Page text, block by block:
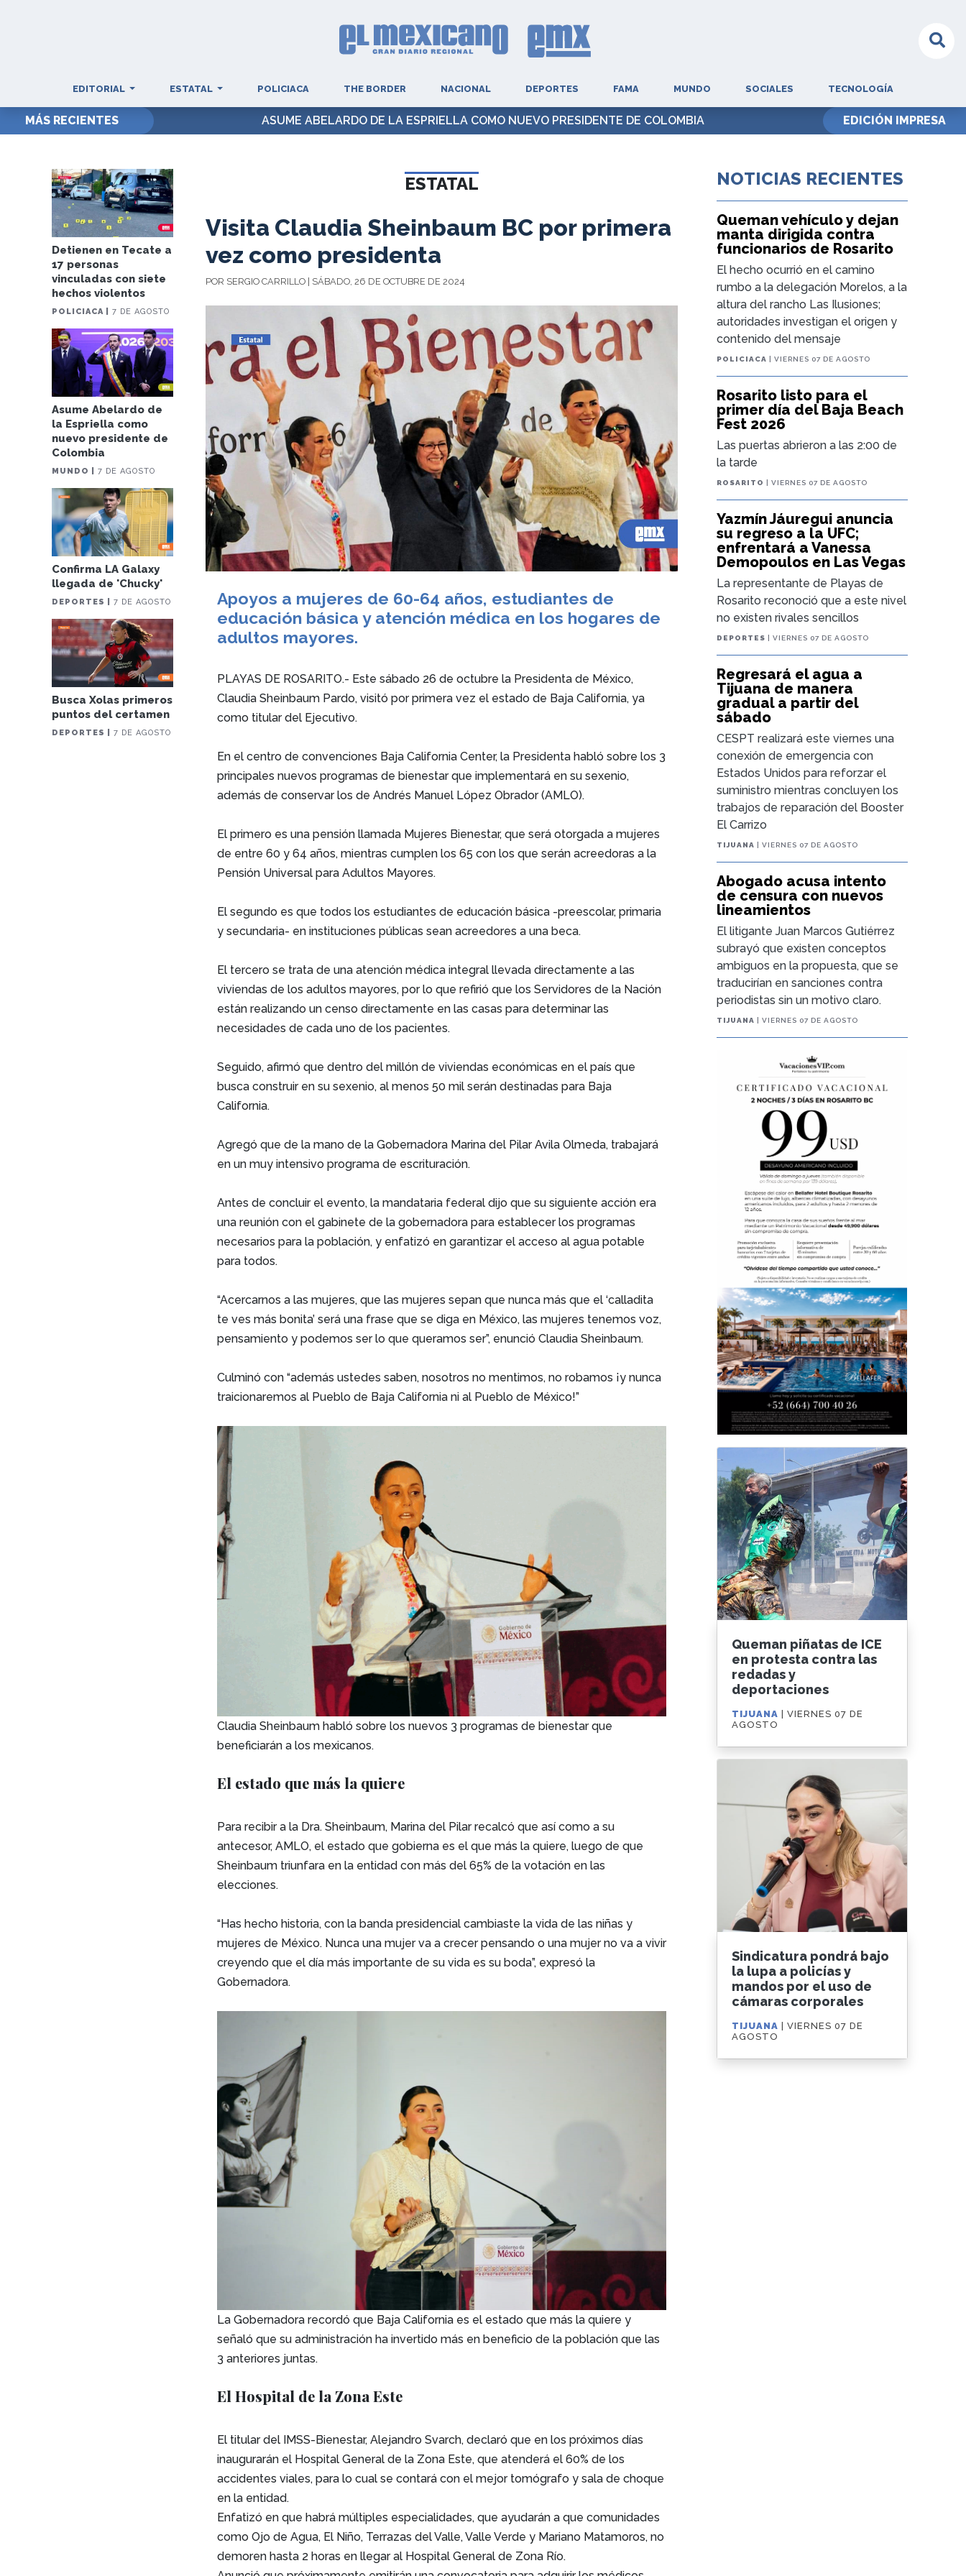
EDITORIAL ESTATAL POLICIACA THE BORDER NACIONAL DEPORTES FAMA MUNDO SOCIALES TECNOLOGÍA
MÁS RECIENTES ASUME ABELARDO DE LA ESPRIELLA COMO NUEVO PRESIDENTE DE COLOMBIA EDICIÓN IMPRESA
Detienen en Tecate a
17 personas
vinculadas con siete
hechos violentos
POLICIACA | 7 DE AGOSTO
Asume Abelardo de
la Espriella como
nuevo presidente de
Colombia
MUNDO | 7 DE AGOSTO
Confirma LA Galaxy
llegada de 'Chucky'
DEPORTES | 7 DE AGOSTO
Busca Xolas primeros
puntos del certamen
DEPORTES | 7 DE AGOSTO
ESTATAL
Visita Claudia Sheinbaum BC por primera
vez como presidenta
POR SERGIO CARRILLO | SÁBADO, 26 DE OCTUBRE DE 2024
Apoyos a mujeres de 60-64 años, estudiantes de
educación básica y atención médica en los hogares de
adultos mayores.
PLAYAS DE ROSARITO.- Este sábado 26 de octubre la Presidenta de México,
Claudia Sheinbaum Pardo, visitó por primera vez el estado de Baja California, ya
como titular del Ejecutivo.
En el centro de convenciones Baja California Center, la Presidenta habló sobre los 3
principales nuevos programas de bienestar que implementará en su sexenio,
además de conservar los de Andrés Manuel López Obrador (AMLO).
El primero es una pensión llamada Mujeres Bienestar, que será otorgada a mujeres
de entre 60 y 64 años, mientras cumplen los 65 con los que serán acreedoras a la
Pensión Universal para Adultos Mayores.
El segundo es que todos los estudiantes de educación básica -preescolar, primaria
y secundaria- en instituciones públicas sean acreedores a una beca.
El tercero se trata de una atención médica integral llevada directamente a las
viviendas de los adultos mayores, por lo que refirió que los Servidores de la Nación
están realizando un censo directamente en las casas para determinar las
necesidades de cada uno de los pacientes.
Seguido, afirmó que dentro del millón de viviendas económicas en el país que
busca construir en su sexenio, al menos 50 mil serán destinadas para Baja
California.
Agregó que de la mano de la Gobernadora Marina del Pilar Avila Olmeda, trabajará
en un muy intensivo programa de escrituración.
Antes de concluir el evento, la mandataria federal dijo que su siguiente acción era
una reunión con el gabinete de la gobernadora para establecer los programas
necesarios para la población, y enfatizó en garantizar el acceso al agua potable
para todos.
“Acercarnos a las mujeres, que las mujeres sepan que nunca más que el ‘calladita
te ves más bonita’ será una frase que se diga en México, las mujeres tenemos voz,
pensamiento y podemos ser lo que queramos ser”, enunció Claudia Sheinbaum.
Culminó con “además ustedes saben, nosotros no mentimos, no robamos ¡y nunca
traicionaremos al Pueblo de Baja California ni al Pueblo de México!”
Claudia Sheinbaum habló sobre los nuevos 3 programas de bienestar que
beneficiarán a los mexicanos.
El estado que más la quiere
Para recibir a la Dra. Sheinbaum, Marina del Pilar recalcó que así como a su
antecesor, AMLO, el estado que gobierna es el que más la quiere, luego de que
Sheinbaum triunfara en la entidad con más del 65% de la votación en las
elecciones.
“Has hecho historia, con la banda presidencial cambiaste la vida de las niñas y
mujeres de México. Nunca una mujer va a crecer pensando o una mujer no va a vivir
creyendo que el día más importante de su vida es su boda”, expresó la
Gobernadora.
La Gobernadora recordó que Baja California es el estado que más la quiere y
señaló que su administración ha invertido más en beneficio de la población que las
3 anteriores juntas.
El Hospital de la Zona Este
El titular del IMSS-Bienestar, Alejandro Svarch, declaró que en los próximos días
inaugurarán el Hospital General de la Zona Este, que atenderá el 60% de los
accidentes viales, para lo cual se contará con el mejor tomógrafo y sala de choque
en la entidad.
Enfatizó en que habrá múltiples especialidades, que ayudarán a que comunidades
como Ojo de Agua, El Niño, Terrazas del Valle, Valle Verde y Mariano Matamoros, no
demoren hasta 2 horas en llegar al Hospital General de Zona Río.
NOTICIAS RECIENTES
Queman vehículo y dejan
manta dirigida contra
funcionarios de Rosarito
El hecho ocurrió en el camino
rumbo a la delegación Morelos, a la
altura del rancho Las Ilusiones;
autoridades investigan el origen y
contenido del mensaje
POLICIACA | VIERNES 07 DE AGOSTO
Rosarito listo para el
primer día del Baja Beach
Fest 2026
Las puertas abrieron a las 2:00 de
la tarde
ROSARITO | VIERNES 07 DE AGOSTO
Yazmín Jáuregui anuncia
su regreso a la UFC;
enfrentará a Vanessa
Demopoulos en Las Vegas
La representante de Playas de
Rosarito reconoció que a este nivel
no existen rivales sencillos
DEPORTES | VIERNES 07 DE AGOSTO
Regresará el agua a
Tijuana de manera
gradual a partir del
sábado
CESPT realizará este viernes una
conexión de emergencia con
Estados Unidos para reforzar el
suministro mientras concluyen los
trabajos de reparación del Booster
El Carrizo
TIJUANA | VIERNES 07 DE AGOSTO
Abogado acusa intento
de censura con nuevos
lineamientos
El litigante Juan Marcos Gutiérrez
subrayó que existen conceptos
ambiguos en la propuesta, que se
traducirían en sanciones contra
periodistas sin un motivo claro.
TIJUANA | VIERNES 07 DE AGOSTO
Queman piñatas de ICE
en protesta contra las
redadas y
deportaciones
TIJUANA
| VIERNES 07 DE
AGOSTO
Sindicatura pondrá bajo
la lupa a policías y
mandos por el uso de
cámaras corporales
TIJUANA
| VIERNES 07 DE
AGOSTO